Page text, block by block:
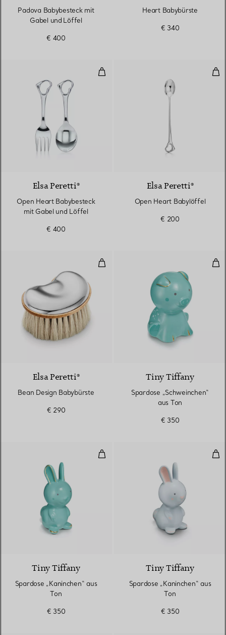
Padova Babybesteck mit
Gabel und Löffel
€ 400
Heart Babybürste
€ 340
Open Heart Babybesteck mit
Elsa Peretti®
Open Heart Babybesteck
mit Gabel und Löffel
€ 400
Elsa Peretti®
Open Heart Babylöffel
€ 200
Bean Design Babybürste
Elsa Peretti®
Bean Design Babybürste
€ 290
Tiny Tiffany
Spardose „Schweinchen“
aus Ton
€ 350
Spardose „Kaninchen“ aus Ton
4 Farben
Tiny Tiffany
Spardose „Kaninchen“ aus
Ton
€ 350
Tiny Tiffany
Spardose „Kaninchen“ aus
Ton
€ 350